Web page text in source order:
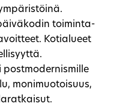
toiminta-
Kotialueet
postmodernismille
monimuotoisuus,